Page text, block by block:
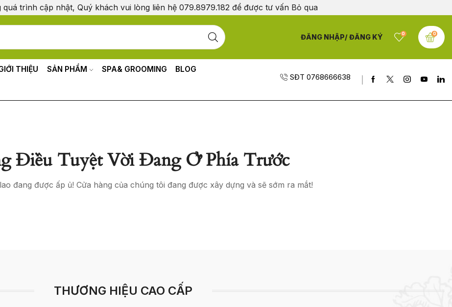
quá trình cập nhật, Quý khách vui lòng liên hệ 079.8979.182 để được tư vấn Bỏ qua
ĐĂNG NHẬP/ ĐĂNG KÝ 0 0
THIỆU SẢN PHẨM SPA& GROOMING BLOG
SĐT 0768666638
Điều Tuyệt Vời Đang Ở Phía Trước
đang được ấp ủ! Cửa hàng của chúng tôi đang được xây dựng và sẽ sớm ra mắt!
THƯƠNG HIỆU CAO CẤP